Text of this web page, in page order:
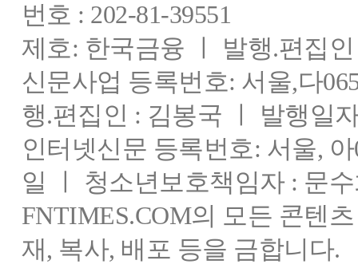
번호 : 202-81-39551
제호: 한국금융 ㅣ 발행.편집
신문사업 등록번호: 서울,다
행.편집인 : 김봉국 ㅣ 발행일
인터넷신문 등록번호: 서울,
일 ㅣ 청소년보호책임자 : 문
FNTIMES.COM의 모든 콘텐
재, 복사, 배포 등을 금합니다.